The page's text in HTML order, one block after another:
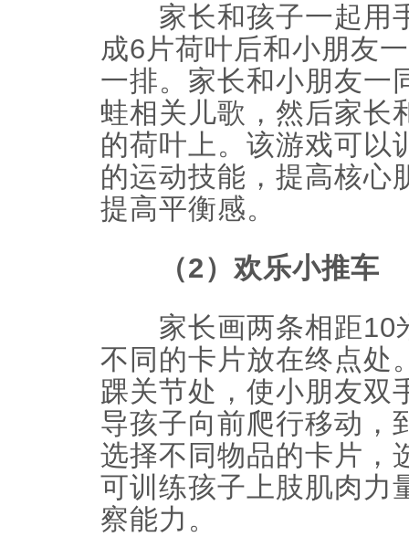
家长和孩子一起用
成6片荷叶后和小朋友
一排。家长和小朋友一
蛙相关儿歌，然后家长
的荷叶上。该游戏可以
的运动技能，提高核心
提高平衡感。
（2）欢乐小推车
家长画两条相距10
不同的卡片放在终点处
踝关节处，使小朋友双
导孩子向前爬行移动，
选择不同物品的卡片，
可训练孩子上肢肌肉力
察能力。